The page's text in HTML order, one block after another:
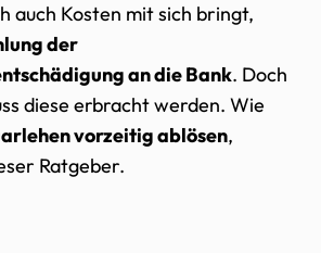
auch Kosten mit sich bringt,
der
an die Bank. Doch
diese erbracht werden. Wie
vorzeitig ablösen,
Ratgeber.